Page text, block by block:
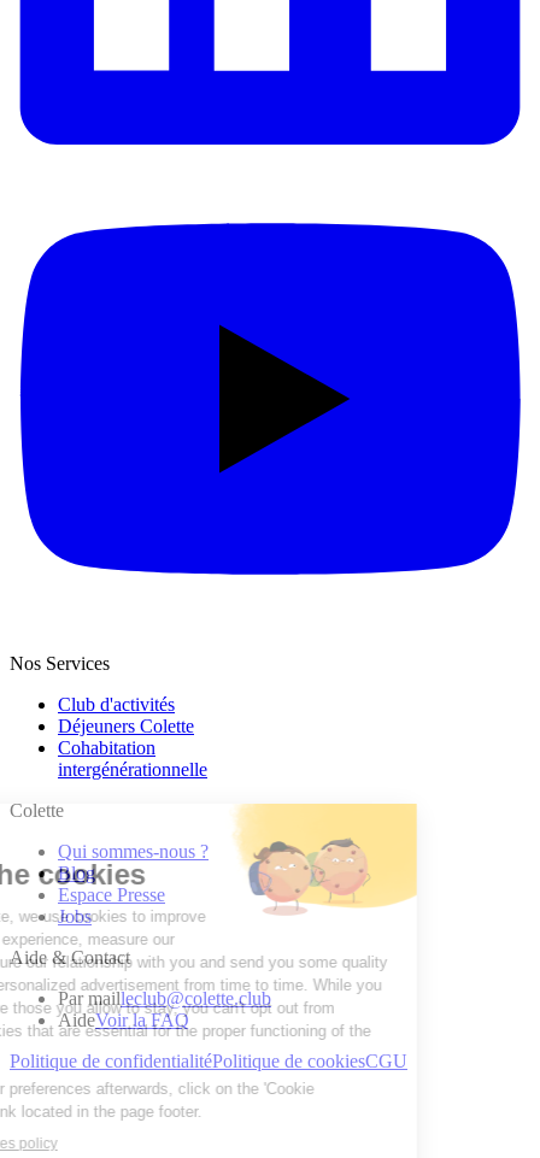
Nos Services
Club d'activités
Déjeuners Colette
Cohabitation
intergénération­nelle
Colette
Qui sommes-nous ?
Blog
Espace Presse
Jobs
Aide & Contact
Par mailleclub@colette.club
AideVoir la FAQ
Politique de confidentialitéPolitique de cookiesCGU